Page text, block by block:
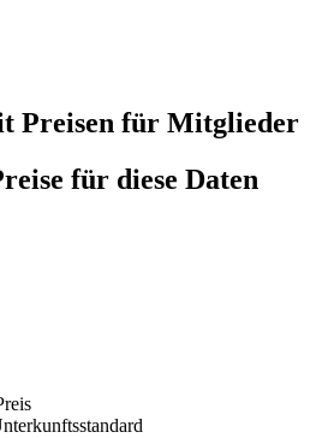
Preisen für Mitglieder
für diese Daten